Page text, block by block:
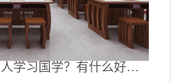
为什么越来越多的人学习国学？有什么好处呢？